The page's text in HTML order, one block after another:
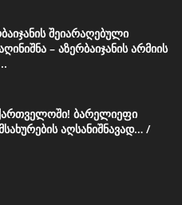
შეიარაღებული
– აზერბაიჯანის არმიის
ბარელიეფი
აღსანიშნავად… /